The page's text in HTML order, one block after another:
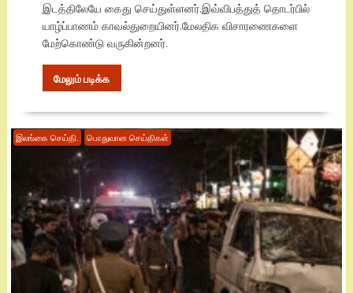
இடத்திலேயே கைது செய்துள்ளனர்.இவ்விபத்துத் தொடர்பில்
யாழ்ப்பாணம் காவல்துறையினர்.மேலதிக விசாரணைகளை
மேற்கொண்டு வருகின்றனர்.
மேலும் படிக்க
இலங்கை செய்தி. பொதுவான செய்திகள்